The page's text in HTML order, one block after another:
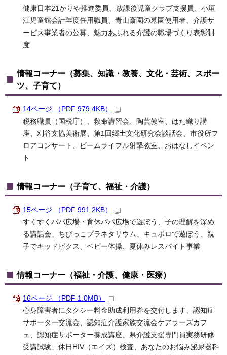
健康日本21かりや推進委員、放課後児童クラブ支援員、小垣
江児童館会計年度任用職員、青山斎園の墓園使用者、介護サ
ービス事業者の公募、魅力あふれる介護の職場づくり表彰制
度
情報コーナー（募集、知識・教養、文化・芸術、スポー
ツ、子育て）
14ページ （PDF 979.4KB）
税務職員（国税庁）、救命講習会、陶芸教室、はた織り講
座、刈谷文協美術展、第1回郷土文化研究会談話会、市役所フ
ロアコンサート、ビームライフル射撃教室、おはなしイベン
ト
情報コーナー（子育て、福祉・介護）
15ページ （PDF 991.2KB）
すくすくパパ広場・育休パパ広場で遊ぼう、子の理解を深め
る講話会、ちびっこプラネタリウム、キュボロで遊ぼう、親
子でキッドビクス、ベビー体操、夏休みレスパイト事業
情報コーナー（福祉・介護、健康・医療）
16ページ （PDF 1.0MB）
心身障害者にタクシー料金助成利用券を交付します、認知症
サポーター交流会、認知症介護家族交流会ケアラーズカフ
ェ、認知症サポーター養成講座、県介護支援専門員実務研修
受講試験、休日HIV（エイズ）検査、あなたのお悩み泌尿器科